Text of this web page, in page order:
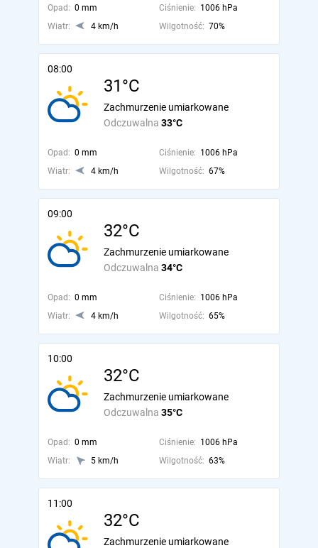
Opad: 0 mm Ciśnienie: 1006 hPa
Wiatr:
4 km/h Wilgotność: 70%
08:00
31°C
Odczuwalna 33°C
Zachmurzenie umiarkowane
Opad: 0 mm Ciśnienie: 1006 hPa
Wiatr:
4 km/h Wilgotność: 67%
09:00
32°C
Odczuwalna 34°C
Zachmurzenie umiarkowane
Opad: 0 mm Ciśnienie: 1006 hPa
Wiatr:
4 km/h Wilgotność: 65%
10:00
32°C
Odczuwalna 35°C
Zachmurzenie umiarkowane
Opad: 0 mm Ciśnienie: 1006 hPa
Wiatr:
5 km/h Wilgotność: 63%
11:00
32°C
Zachmurzenie umiarkowane